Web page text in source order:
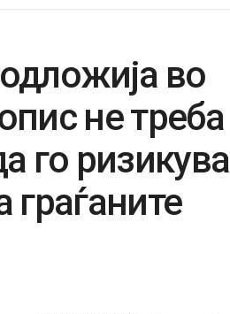
во
не треба
го ризикува
граѓаните